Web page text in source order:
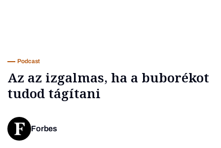
Podcast
Az az izgalmas, ha a buborékot
tudod tágítani
Forbes